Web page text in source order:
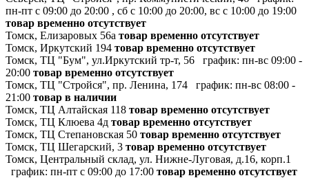
пн-пт с 09:00 до 20:00 , сб с 10:00 до 20:00, вс с 10:00 до 19:00
товар временно отсутствует
Томск, Елизаровых 56а товар временно отсутствует
Томск, Иркутский 194 товар временно отсутствует
Томск, ТЦ "Бум", ул.Иркутский тр-т, 56
график: пн-вс 09:00 -
20:00 товар временно отсутствует
Томск, ТЦ "Стройся", пр. Ленина, 174
график: пн-вс 08:00 -
21:00 товар в наличии
Томск, ТЦ Алтайская 118 товар временно отсутствует
Томск, ТЦ Клюева 4д товар временно отсутствует
Томск, ТЦ Степановская 50 товар временно отсутствует
Томск, ТЦ Шегарский, 3 товар временно отсутствует
Томск, Центральный склад, ул. Нижне-Луговая, д.16, корп.1
график: пн-пт с 09:00 до 17:00 товар временно отсутствует